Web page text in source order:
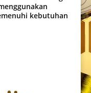
kebutuhan